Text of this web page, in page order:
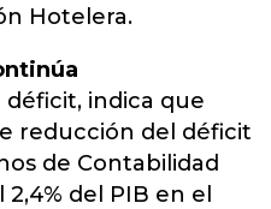
Hotelera.
indica que
reducción del déficit
de Contabilidad
del PIB en el